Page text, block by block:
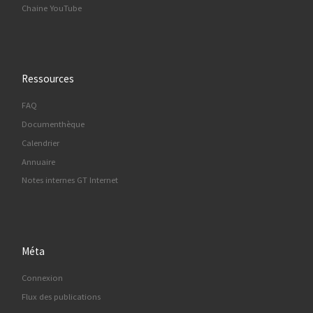
Chaine YouTube
Ressources
FAQ
Documenthèque
Calendrier
Annuaire
Notes internes GT Internet
Méta
Connexion
Flux des publications